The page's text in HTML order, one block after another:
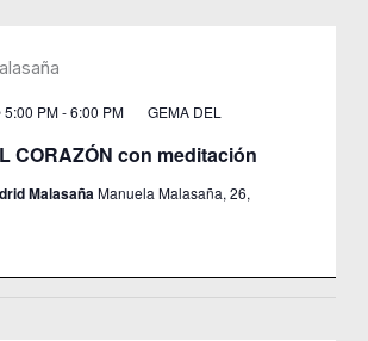
CORAZÓN con meditación
5:00 PM-6:00 PM
GEMA DEL
MalasañaManuela Malasaña, 26,